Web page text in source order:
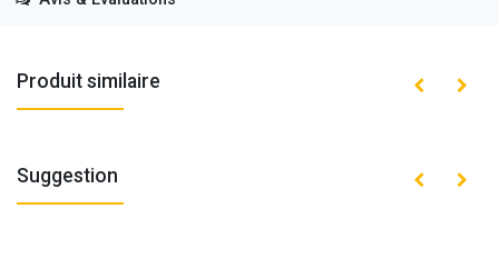
Produit similaire
Suggestion